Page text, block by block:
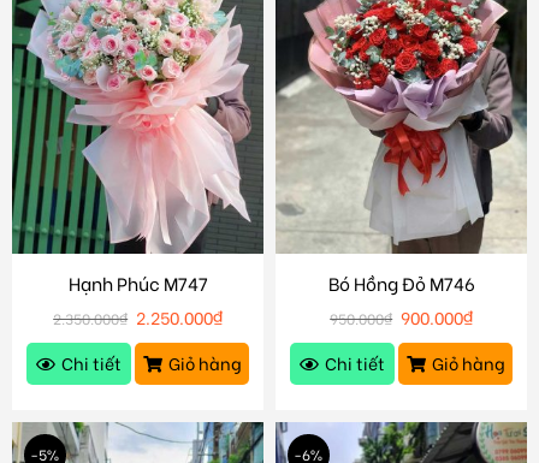
Hạnh Phúc M747
2.350.000₫ 2.250.000₫
Chi tiết
Giỏ hàng
Bó Hồng Đỏ M746
950.000₫ 900.000₫
Chi tiết
Giỏ hàng
-5% -6%